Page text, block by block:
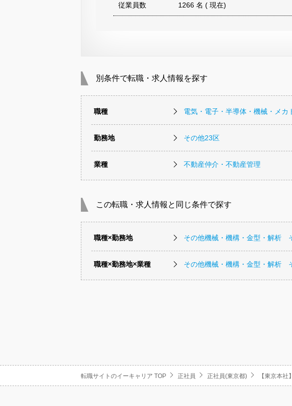
従業員数 1266 名 ( 現在)
別条件で転職・求人情報を探す
職種 電気・電子・半導体・機械・メカ
勤務地 その他23区
業種 不動産仲介・不動産管理
この転職・求人情報と同じ条件で探す
職種×勤務地 その他機械・機構・金型・解析
職種×勤務地×業種 その他機械・機構・金型・解析
転職サイトのイーキャリア TOP 正社員 正社員(東京都) 【東京本